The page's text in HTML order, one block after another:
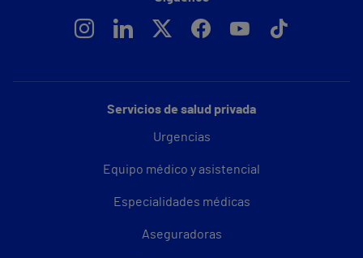
Servicios de salud privada
Urgencias
Equipo médico y asistencial
Especialidades médicas
Aseguradoras